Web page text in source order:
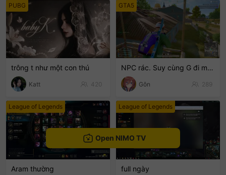
PUBG
trông t như một con thú
Katt 420
GTA5
NPC rác. Suy cùng G đi mòooo😭
Gôn 289
League of Legends
Aram thường
League of Legends
full ngày
Open NIMO TV